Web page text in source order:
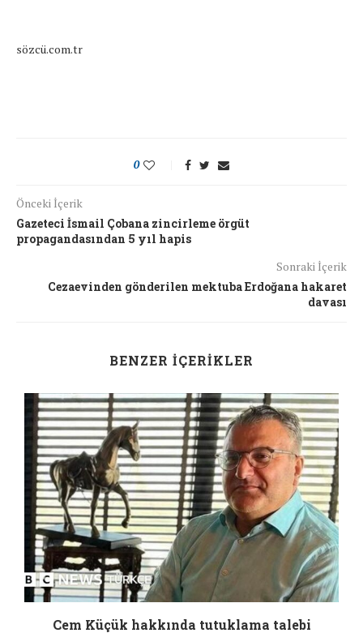
sözcü.com.tr
0
Önceki İçerik
Gazeteci İsmail Çobana zincirleme örgüt
propagandasından 5 yıl hapis
Sonraki İçerik
Cezaevinden gönderilen mektuba Erdoğana hakaret
davası
BENZER İÇERIKLER
Cem Küçük hakkında tutuklama talebi